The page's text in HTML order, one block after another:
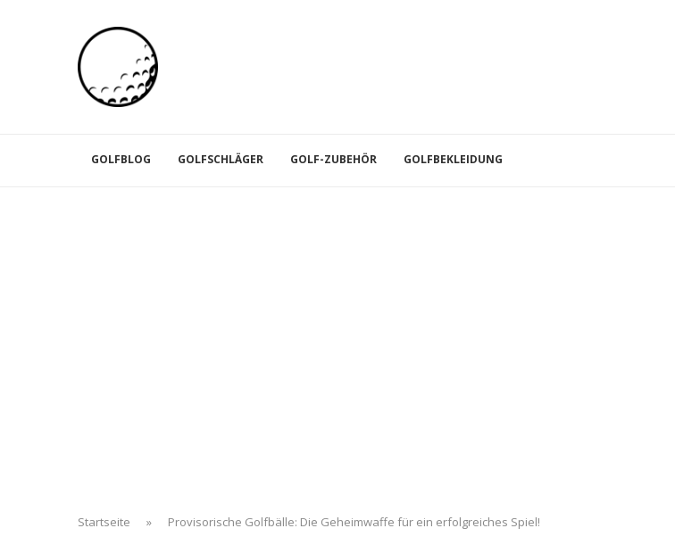
GOLFBLOG GOLFSCHLÄGER GOLF-ZUBEHÖR GOLFBEKLEIDUNG
Startseite »
Provisorische Golfbälle: Die Geheimwaffe für ein erfolgreiches Spiel!